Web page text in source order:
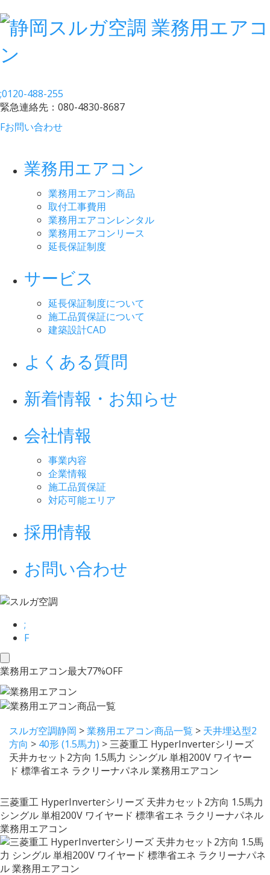
;0120-488-255
緊急連絡先： 080-4830-8687
Fお問い合わせ
業務用エアコン
業務用エアコン商品
取付工事費用
業務用エアコンレンタル
業務用エアコンリース
延長保証制度
サービス
延長保証制度について
施工品質保証について
建築設計CAD
よくある質問
新着情報・お知らせ
会社情報
事業内容
企業情報
施工品質保証
対応可能エリア
採用情報
お問い合わせ
;
F
toggle
navigation
業務用エアコン最大77%OFF
スルガ空調静岡 >業務用エアコン商品一覧 > 天井埋込型2
方向 > 40形 (1.5馬力) >三菱重工 HyperInverterシリーズ
天井カセット2方向 1.5馬力 シングル 単相200V ワイヤー
ド 標準省エネ ラクリーナパネル 業務用エアコン
三菱重工 HyperInverterシリーズ 天井カセット2方向 1.5馬力
シングル 単相200V ワイヤード 標準省エネ ラクリーナパネル
業務用エアコン